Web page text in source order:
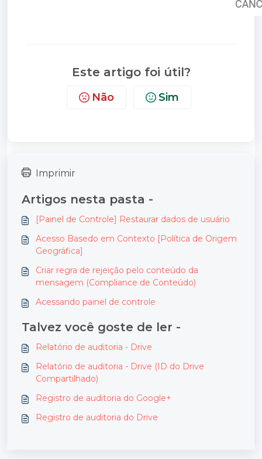
Este artigo foi útil?
Não Sim
Imprimir
Artigos nesta pasta -
[Painel de Controle] Restaurar dados de usuário
Acesso Basedo em Contexto [Política de Origem
Geográfica]
Criar regra de rejeição pelo conteúdo da
mensagem (Compliance de Conteúdo)
Acessando painel de controle
Talvez você goste de ler -
Relatório de auditoria - Drive
Relatório de auditoria - Drive (ID do Drive
Compartilhado)
Registro de auditoria do Google+
Registro de auditoria do Drive